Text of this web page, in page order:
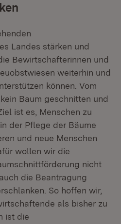
Landes stärken und
Bewirtschafterinnen und
weiterhin und
können. Vom
Baum geschnitten und
ist es, Menschen zu
der Pflege der Bäume
und neue Menschen
wollen wir die
nicht
die Beantragung
So hoffen wir,
als bisher zu
ist die